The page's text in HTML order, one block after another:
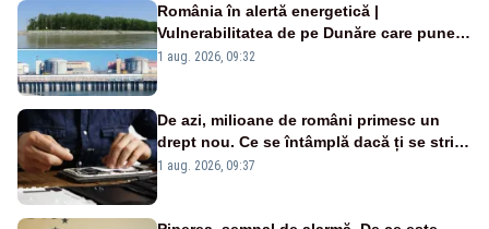
România în alertă energetică |
Vulnerabilitatea de pe Dunăre care pune
în pericol Centrala Cernavodă era
1 aug. 2026, 09:32
De azi, milioane de români primesc un
drept nou. Ce se întâmplă dacă ți se strică
un produs
1 aug. 2026, 09:37